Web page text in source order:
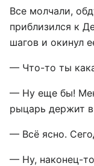
Все молчали,
приблизился к
шагов и окинул
— Что-то ты
— Ну еще бы!
рыцарь держит
— Всё ясно.
— Ну, наконец-